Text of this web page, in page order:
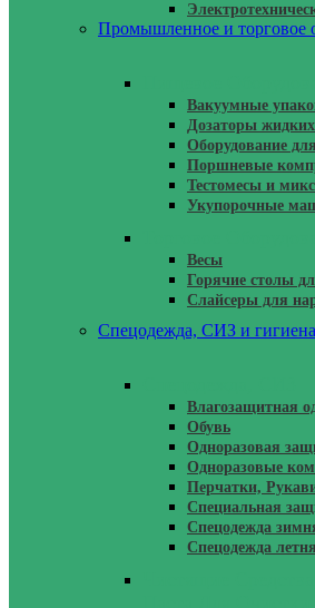
Промышленное и торговое
Вакуумные
Дозаторы
Оборудование
Поршневые
Тестомесы и
Укупорочные
Весы
Горячие столы
Слайсеры для
Спецодежда, СИЗ и гигиена
Влагозащитная
Обувь
Одноразовая
Одноразовые
Перчатки,
Специальная
Спецодежда
Спецодежда